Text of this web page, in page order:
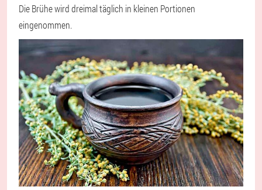
Die Brühe wird dreimal täglich in kleinen Portionen
eingenommen.